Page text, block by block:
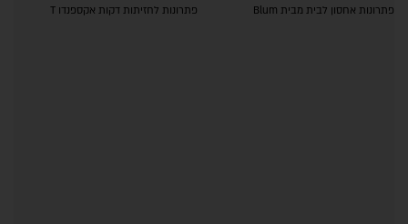
פתרונות אחסון לבית מבית Blum פתרונות לחזיתות דקות אקספנדו T